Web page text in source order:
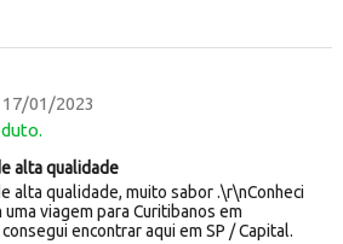
17/01/2023
alta qualidade
alta qualidade, muito sabor .\r\nConheci
uma viagem para Curitibanos em
encontrar aqui em SP / Capital.